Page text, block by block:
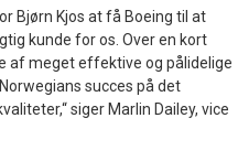
Bjørn Kjos at få Boeing til at
kunde for os. Over en kort
af meget effektive og pålidelige
succes på det
siger Marlin Dailey, vice